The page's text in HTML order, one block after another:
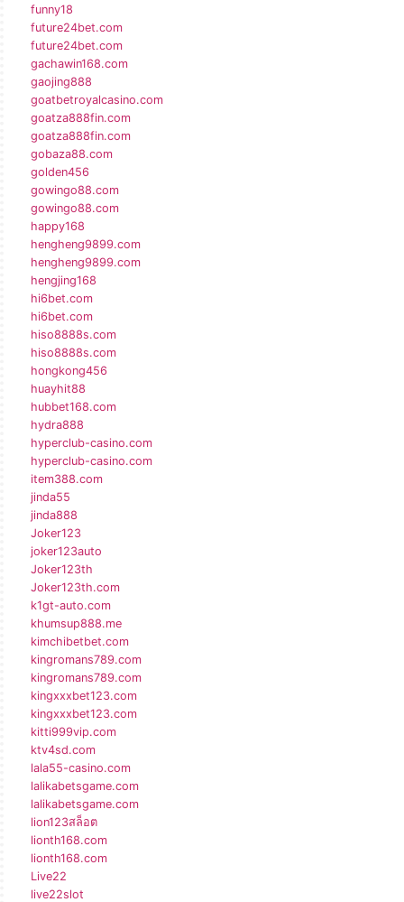
funny18
future24bet.com
future24bet.com
gachawin168.com
gaojing888
goatbetroyalcasino.com
goatza888fin.com
goatza888fin.com
gobaza88.com
golden456
gowingo88.com
gowingo88.com
happy168
hengheng9899.com
hengheng9899.com
hengjing168
hi6bet.com
hi6bet.com
hiso8888s.com
hiso8888s.com
hongkong456
huayhit88
hubbet168.com
hydra888
hyperclub-casino.com
hyperclub-casino.com
item388.com
jinda55
jinda888
Joker123
joker123auto
Joker123th
Joker123th.com
k1gt-auto.com
khumsup888.me
kimchibetbet.com
kingromans789.com
kingromans789.com
kingxxxbet123.com
kingxxxbet123.com
kitti999vip.com
ktv4sd.com
lala55-casino.com
lalikabetsgame.com
lalikabetsgame.com
lion123สล็อต
lionth168.com
lionth168.com
Live22
live22slot